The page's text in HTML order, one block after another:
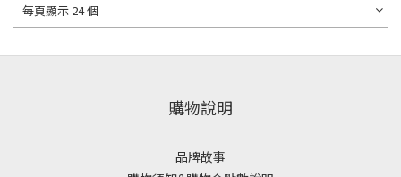
每頁顯示 24 個
購物說明
品牌故事